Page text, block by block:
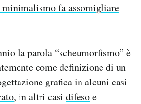
fa assomigliare
la parola “scheumorfismo” è
come definizione di un
grafica in alcuni casi
, in altri casi difesoe